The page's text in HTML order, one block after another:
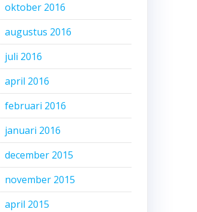
oktober 2016
augustus 2016
juli 2016
april 2016
februari 2016
januari 2016
december 2015
november 2015
april 2015